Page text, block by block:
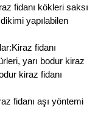
fidanı kökleri saksı
yapılabilen
fidanı
yarı bodur kiraz
kiraz fidanı
fidanı aşı yöntemi